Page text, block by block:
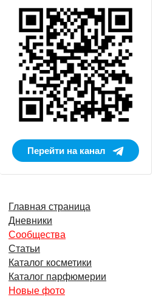
Перейти на канал
Главная страница
Дневники
Сообщества
Статьи
Каталог косметики
Каталог парфюмерии
Новые фото